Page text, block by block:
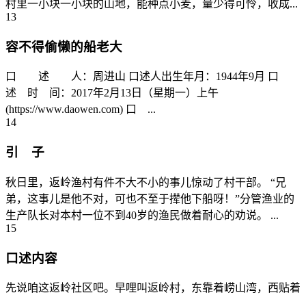
村里一小块一小块的山地，能种点小麦，量少得可怜，收成...
13
容不得偷懒的船老大
口 述 人：周进山 口述人出生年月：1944年9月 口
述 时 间：2017年2月13日（星期一）上午
(https://www.daowen.com) 口 ...
14
引 子
秋日里，返岭渔村有件不大不小的事儿惊动了村干部。 “兄
弟，这事儿是他不对，可也不至于撵他下船呀！”分管渔业的
生产队长对本村一位不到40岁的渔民做着耐心的劝说。 ...
15
口述内容
先说咱这返岭社区吧。早哩叫返岭村，东靠着崂山湾，西贴着